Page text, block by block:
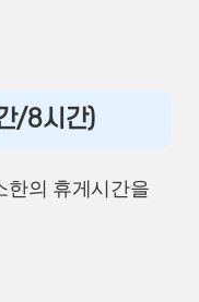
/8시간)
한의 휴게시간을